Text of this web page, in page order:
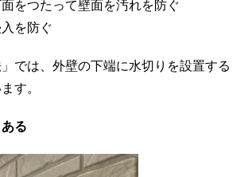
面をつたって壁面を汚れを防ぐ
を防ぐ
」では、外壁の下端に水切りを設置する
す。
る